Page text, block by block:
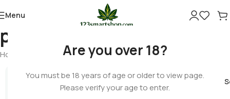
Are you over 18?
You must be 18 years of age or older to view page.
Please verify your age to enter.
Menu
psychedelic experience
Home Products tagged “psychedelic experience”
Best Deals
Cannabis